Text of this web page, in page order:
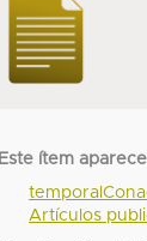
Este ítem
Artículos